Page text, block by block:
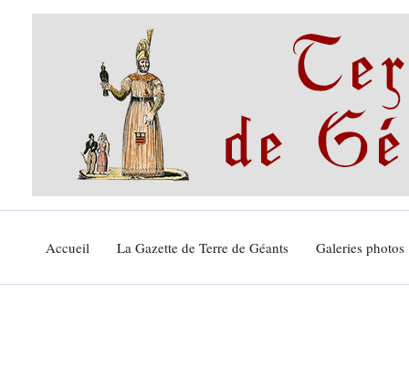
Accueil La Gazette de Terre de Géants Galeries photos